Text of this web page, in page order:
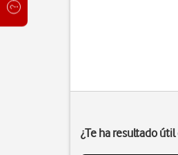
¿Te ha resultado